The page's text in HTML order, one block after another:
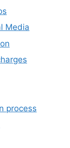
Media
process